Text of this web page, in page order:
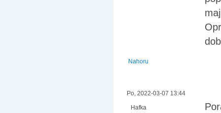
Nahoru
Po, 2022-03-07 13:44
Hafka